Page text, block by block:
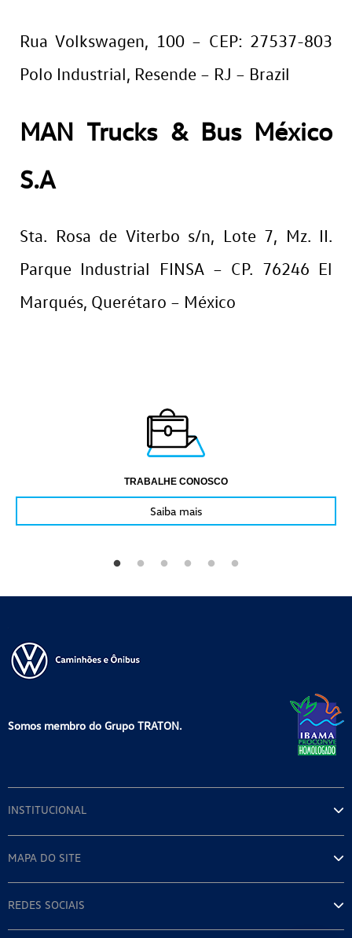
Rua Volkswagen, 100 – CEP: 27537-803
Polo Industrial, Resende – RJ – Brazil
MAN Trucks & Bus México
S.A
Sta. Rosa de Viterbo s/n, Lote 7, Mz. II.
Parque Industrial FINSA – CP. 76246 El
Marqués, Querétaro – México
TRABALHE CONOSCO
Saiba mais
Somos membro do Grupo TRATON.
INSTITUCIONAL
MAPA DO SITE
REDES SOCIAIS